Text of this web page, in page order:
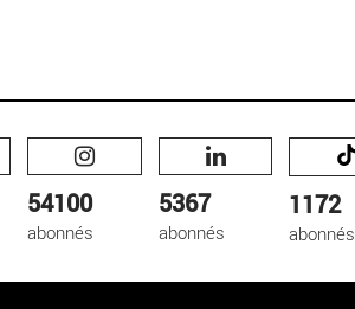
54100
abonnés
5367
abonnés
1172
abonnés